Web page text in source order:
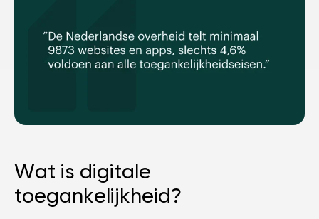
Wat is digitale
toegankelijkheid?